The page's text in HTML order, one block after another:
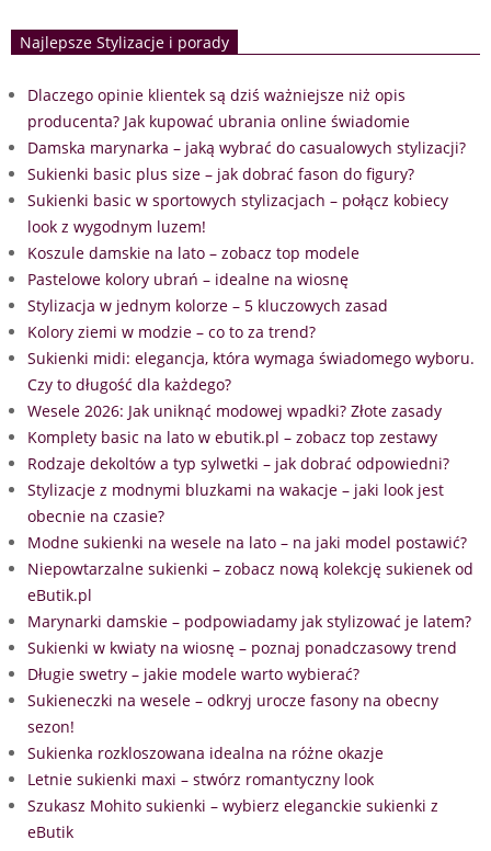
Najlepsze Stylizacje i porady
Dlaczego opinie klientek są dziś ważniejsze niż opis
producenta? Jak kupować ubrania online świadomie
Damska marynarka – jaką wybrać do casualowych stylizacji?
Sukienki basic plus size – jak dobrać fason do figury?
Sukienki basic w sportowych stylizacjach – połącz kobiecy
look z wygodnym luzem!
Koszule damskie na lato – zobacz top modele
Pastelowe kolory ubrań – idealne na wiosnę
Stylizacja w jednym kolorze – 5 kluczowych zasad
Kolory ziemi w modzie – co to za trend?
Sukienki midi: elegancja, która wymaga świadomego wyboru.
Czy to długość dla każdego?
Wesele 2026: Jak uniknąć modowej wpadki? Złote zasady
Komplety basic na lato w ebutik.pl – zobacz top zestawy
Rodzaje dekoltów a typ sylwetki – jak dobrać odpowiedni?
Stylizacje z modnymi bluzkami na wakacje – jaki look jest
obecnie na czasie?
Modne sukienki na wesele na lato – na jaki model postawić?
Niepowtarzalne sukienki – zobacz nową kolekcję sukienek od
eButik.pl
Marynarki damskie – podpowiadamy jak stylizować je latem?
Sukienki w kwiaty na wiosnę – poznaj ponadczasowy trend
Długie swetry – jakie modele warto wybierać?
Sukieneczki na wesele – odkryj urocze fasony na obecny
sezon!
Sukienka rozkloszowana idealna na różne okazje
Letnie sukienki maxi – stwórz romantyczny look
Szukasz Mohito sukienki – wybierz eleganckie sukienki z
eButik